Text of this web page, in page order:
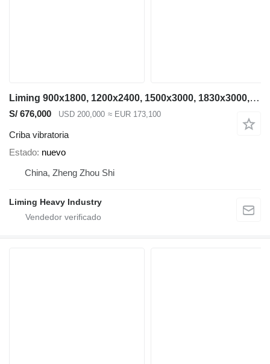
Liming 900x1800, 1200x2400, 1500x3000, 1830x3000, 2200x5500
S/ 676,000 USD 200,000 ≈ EUR 173,100
Criba vibratoria
Estado nuevo
China, Zheng Zhou Shi
Liming Heavy Industry